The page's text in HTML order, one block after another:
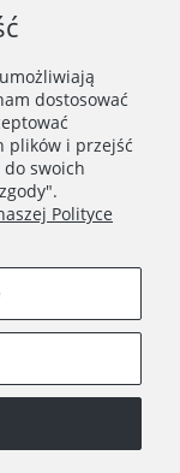
dostosować
plików i przejść
swoich
Polityce